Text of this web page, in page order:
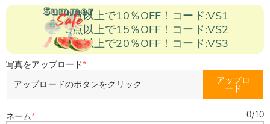
2点以上で10％OFF！コード:VS1
3点以上で15％OFF！コード:VS2
5点以上で20％OFF！コード:VS3
写真をアップロード*
アップロードのボタンをクリック
アップロ
ード
ネーム* 0/10